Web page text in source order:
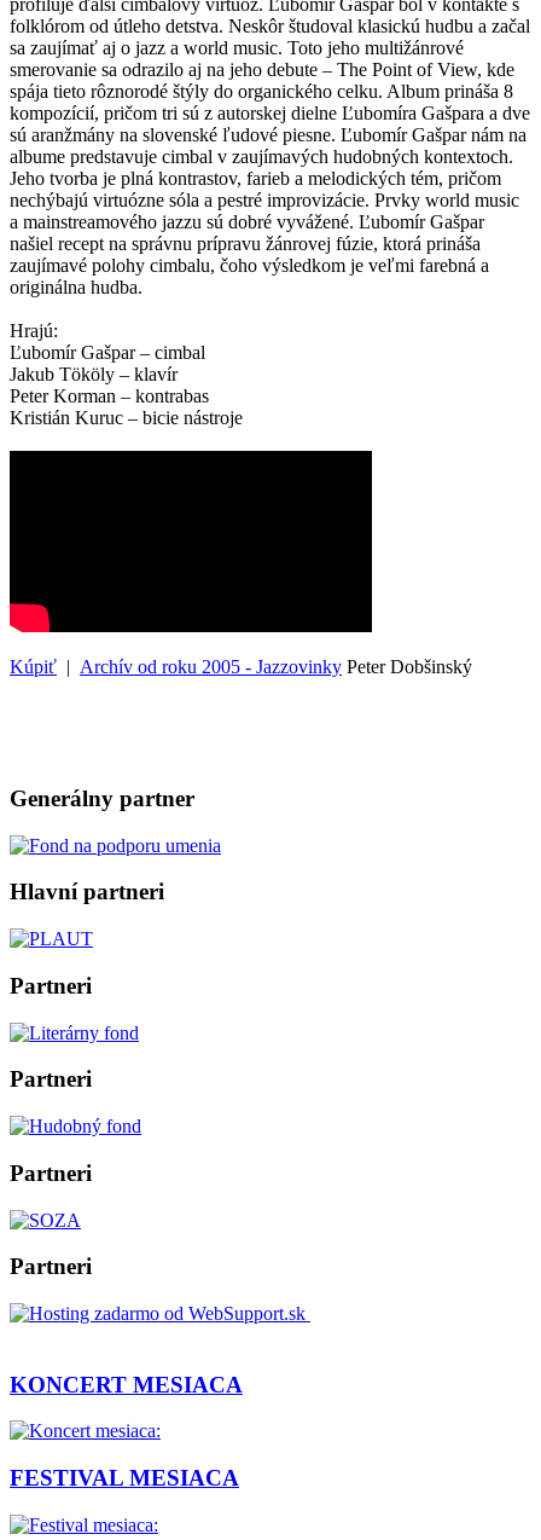
profiluje ďalší cimbalový virtuóz. Ľubomír Gašpar bol v kontakte s
folklórom od útleho detstva. Neskôr študoval klasickú hudbu a začal
sa zaujímať aj o jazz a world music. Toto jeho multižánrové
smerovanie sa odrazilo aj na jeho debute – The Point of View, kde
spája tieto rôznorodé štýly do organického celku. Album prináša 8
kompozícií, pričom tri sú z autorskej dielne Ľubomíra Gašpara a dve
sú aranžmány na slovenské ľudové piesne. Ľubomír Gašpar nám na
albume predstavuje cimbal v zaujímavých hudobných kontextoch.
Jeho tvorba je plná kontrastov, farieb a melodických tém, pričom
nechýbajú virtuózne sóla a pestré improvizácie. Prvky world music
a mainstreamového jazzu sú dobré vyvážené. Ľubomír Gašpar
našiel recept na správnu prípravu žánrovej fúzie, ktorá prináša
zaujímavé polohy cimbalu, čoho výsledkom je veľmi farebná a
originálna hudba.
Hrajú:
Ľubomír Gašpar – cimbal
Jakub Tököly – klavír
Peter Korman – kontrabas
Kristián Kuruc – bicie nástroje
Kúpiť | Archív od roku 2005 - Jazzovinky Peter Dobšinský
Generálny partner
Hlavní partneri
Partneri
Partneri
Partneri
Partneri
KONCERT MESIACA
FESTIVAL MESIACA